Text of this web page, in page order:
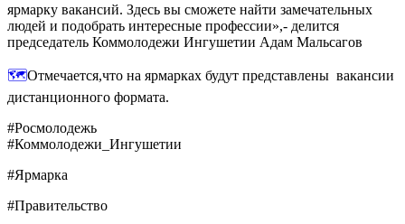
ярмарку вакансий. Здесь вы сможете найти замечательных
людей и подобрать интересные профессии»,- делится
председатель Коммолодежи Ингушетии Адам Мальсагов
🗺Отмечается,что на ярмарках будут представлены вакансии
дистанционного формата.
#Росмолодежь
#Коммолодежи_Ингушетии
#Ярмарка
#Правительство